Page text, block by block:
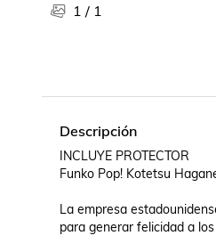
Farmacia
1 / 1
Descripción
INCLUYE PROTECTOR
Funko Pop! Kotetsu
La empresa
para generar felicidad a